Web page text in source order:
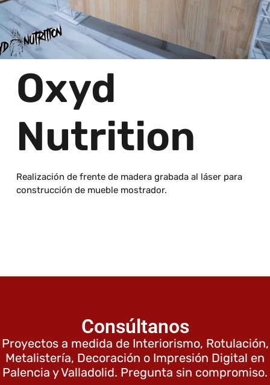
Oxyd
Nutrition
Realización de frente de madera grabada al láser para
construcción de mueble mostrador.
Consúltanos
Proyectos a medida de Interiorismo, Rotulación,
Metalistería, Decoración o Impresión Digital en
Palencia y Valladolid. Pregunta sin compromiso.